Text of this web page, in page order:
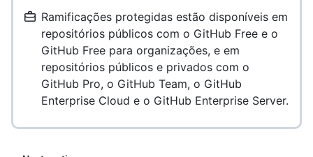
Ramificações protegidas estão disponíveis em
repositórios públicos com o GitHub Free e o
GitHub Free para organizações, e em
repositórios públicos e privados com o
GitHub Pro, o GitHub Team, o GitHub
Enterprise Cloud e o GitHub Enterprise Server.